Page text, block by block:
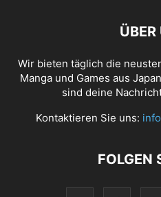
ÜBER
Wir bieten täglich die
Manga und Games aus
sind deine
Kontaktieren Sie uns:
FOLGEN